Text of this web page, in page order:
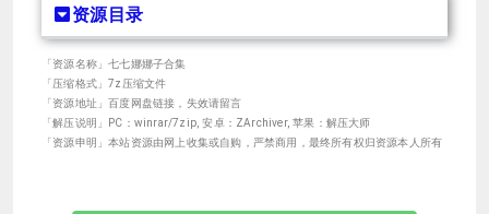
资源目录
「资源名称」七七娜娜子合集
「压缩格式」7z压缩文件
「资源地址」百度网盘链接，失效请留言
「解压说明」PC：winrar/7zip, 安卓：ZArchiver, 苹果：解压大师
「资源申明」本站资源由网上收集或自购，严禁商用，最终所有权归资源本人所有